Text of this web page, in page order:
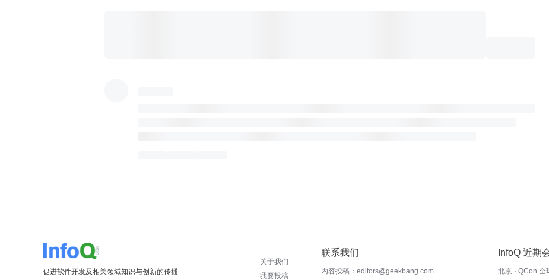
促进软件开发及相关领域知识与创新的传播
关于我们
我要投稿
联系我们
内容投稿：editors@geekbang.com
InfoQ 近期
北京 · QCon